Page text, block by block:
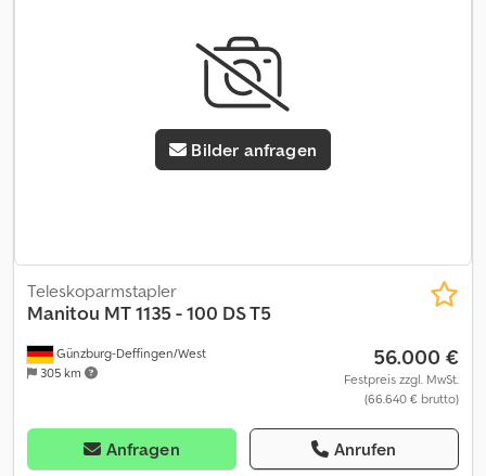
negotiations preceding them. By any form of response you
accept the applicability of the General Terms and Conditions of
Heinhuis and you declare that you have taken note of these
General Terms and Conditions. Our prices are export netto
prices. = Weitere Informationen = Baujahr: 2012 Antrieb: Rad
Dcedpfx Aozrwmvoipok zGG: 13.000 kg Fahrgestellform: starr CE-
Kennzeichnung: ja = Firmeninformationen = Für mehr
Bilder anfragen
Günzburg-Deffingen/West
305 km
Teleskoparmstapler
Manitou MT 1135 - 100 DS T5
56.000 €
Festpreis zzgl. MwSt.
(66.640 € brutto)
Anfragen Anrufen